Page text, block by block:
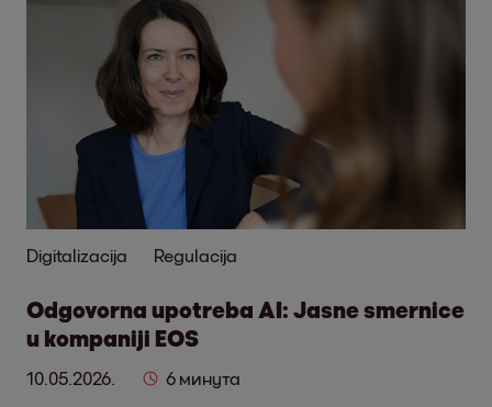
Digitalizacija Regulacija
Odgovorna upotreba AI: Jasne smernice
u kompaniji EOS
10.05.2026. 6 минута